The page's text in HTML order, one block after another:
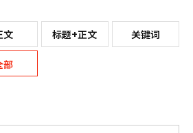
文 标题+正文 关键词
部